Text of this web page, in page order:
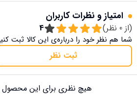
امتیاز و نظرات کاربران
(از 0 نظر) 4
شما هم نظر خود را درباره‌ی این کالا ثبت
ثبت نظر
هیچ نظری برای این محصول